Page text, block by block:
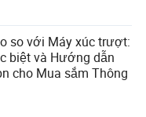
so với Máy xúc trượt:
biệt và Hướng dẫn
cho Mua sắm Thông